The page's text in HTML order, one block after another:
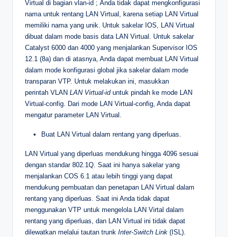
Virtual di bagian vlan-id ; Anda tidak dapat mengkonfigurasi
nama untuk rentang LAN Virtual, karena setiap LAN Virtual
memiliki nama yang unik. Untuk sakelar IOS, LAN Virtual
dibuat dalam mode basis data LAN Virtual. Untuk sakelar
Catalyst 6000 dan 4000 yang menjalankan Supervisor IOS
12.1 (8a) dan di atasnya, Anda dapat membuat LAN Virtual
dalam mode konfigurasi global jika sakelar dalam mode
transparan VTP. Untuk melakukan ini, masukkan
perintah VLAN LAN Virtual-id untuk pindah ke mode LAN
Virtual-config. Dari mode LAN Virtual-config, Anda dapat
mengatur parameter LAN Virtual.
Buat LAN Virtual dalam rentang yang diperluas.
LAN Virtual yang diperluas mendukung hingga 4096 sesuai
dengan standar 802.1Q. Saat ini hanya sakelar yang
menjalankan COS 6.1 atau lebih tinggi yang dapat
mendukung pembuatan dan penetapan LAN Virtual dalam
rentang yang diperluas. Saat ini Anda tidak dapat
menggunakan VTP untuk mengelola LAN Virtal dalam
rentang yang diperluas, dan LAN Virtual ini tidak dapat
dilewatkan melalui tautan trunk Inter-Switch Link (ISL).